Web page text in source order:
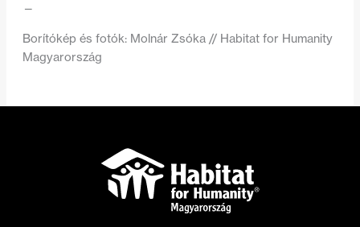
—
Borítókép és fotók: Molnár Zsóka // Habitat for Humanity
Magyarország